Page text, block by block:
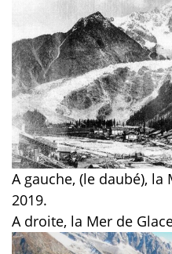
A gauche, (le daubé), la
2019.
A droite, la Mer de